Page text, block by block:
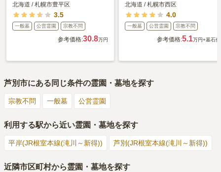
北海道 /札幌市豊平区
3.5
一般墓 公営霊園 宗教不問
参考価格:30.8万円
北海道 /札幌市西区
4.0
一般墓 公営霊園 宗教不問
参考価格:5.1万円+墓石代
芦別市にある同じ条件の霊園・墓地を探す
宗教不問 一般墓 公営霊園
利用する駅から近い霊園・墓地を探す
平岸(JR根室本線(滝川～新得)) 芦別(JR根室本線(滝川～新得))
近隣市区町村から霊園・墓地を探す